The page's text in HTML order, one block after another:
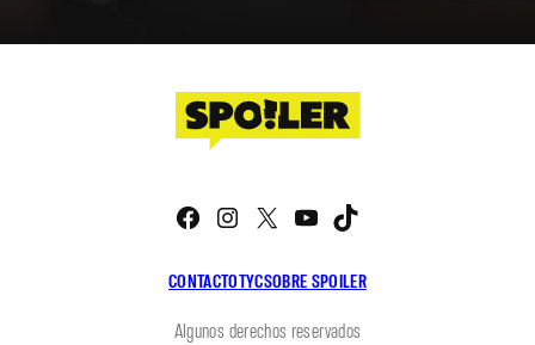
CONTACTOTYCSOBRE SPOILER
Facebook
Instagram
X YouTube
Algunos derechos reservados